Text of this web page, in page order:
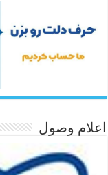
اعلام وصول